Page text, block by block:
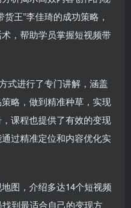
王”李佳琦的成功策略，
，帮助学员掌握短视频带
式进行了专门讲解，涵盖
略，做到精准种草，实现
课程也提供了有效的变现
过精准定位和内容优化实
图，介绍多达14个短视频
到最适合自己的变现方